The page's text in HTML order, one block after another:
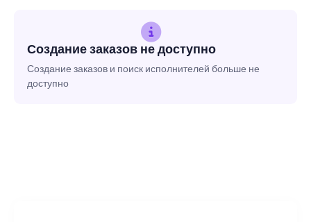
Создание заказов не доступно
Создание заказов и поиск исполнителей больше не
доступно